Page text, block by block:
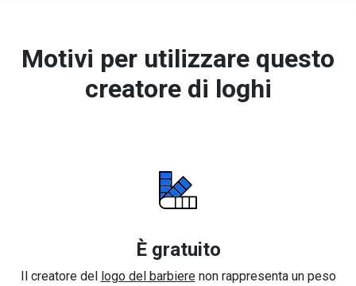
Motivi per utilizzare questo
creatore di loghi
È gratuito
Il creatore del logo del barbierenon rappresenta un peso